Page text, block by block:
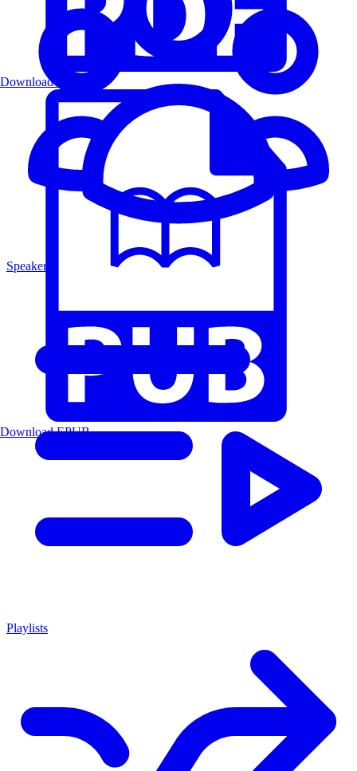
Speakers
Playlists
Download PDF
Download EPUB